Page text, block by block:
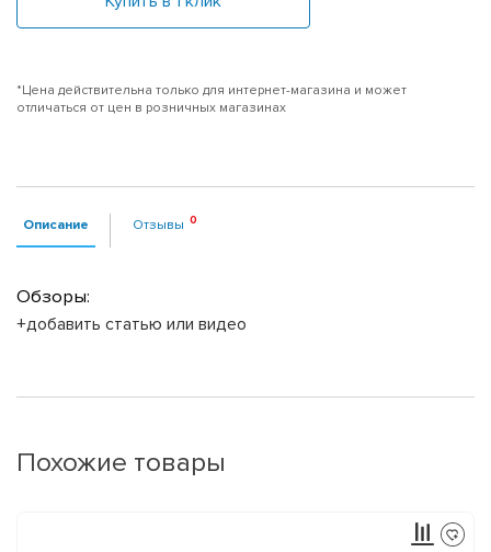
*Цена действительна только для интернет-магазина и может
отличаться от цен в розничных магазинах
Описание Отзывы
Обзоры:
+добавить статью или видео
Похожие товары